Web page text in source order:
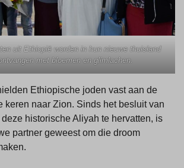
uit Ethiopië worden in hun nieuwe thuisland
met bloemen en glimlachen.
Ethiopische joden vast aan de
keren naar Zion. Sinds het besluit van
deze historische Aliyah te hervatten, is
partner geweest om die droom